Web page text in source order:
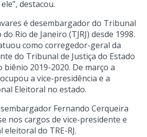
destacou.
é desembargador do Tribunal
Rio de Janeiro (TJRJ) desde 1998.
como corregedor-geral da
do Tribunal de Justiça do Estado
biênio 2019-2020. De março a
a vice-presidência e a
Eleitoral no estado.
Fernando Cerqueira
nos cargos de vice-presidente e
do TRE-RJ.